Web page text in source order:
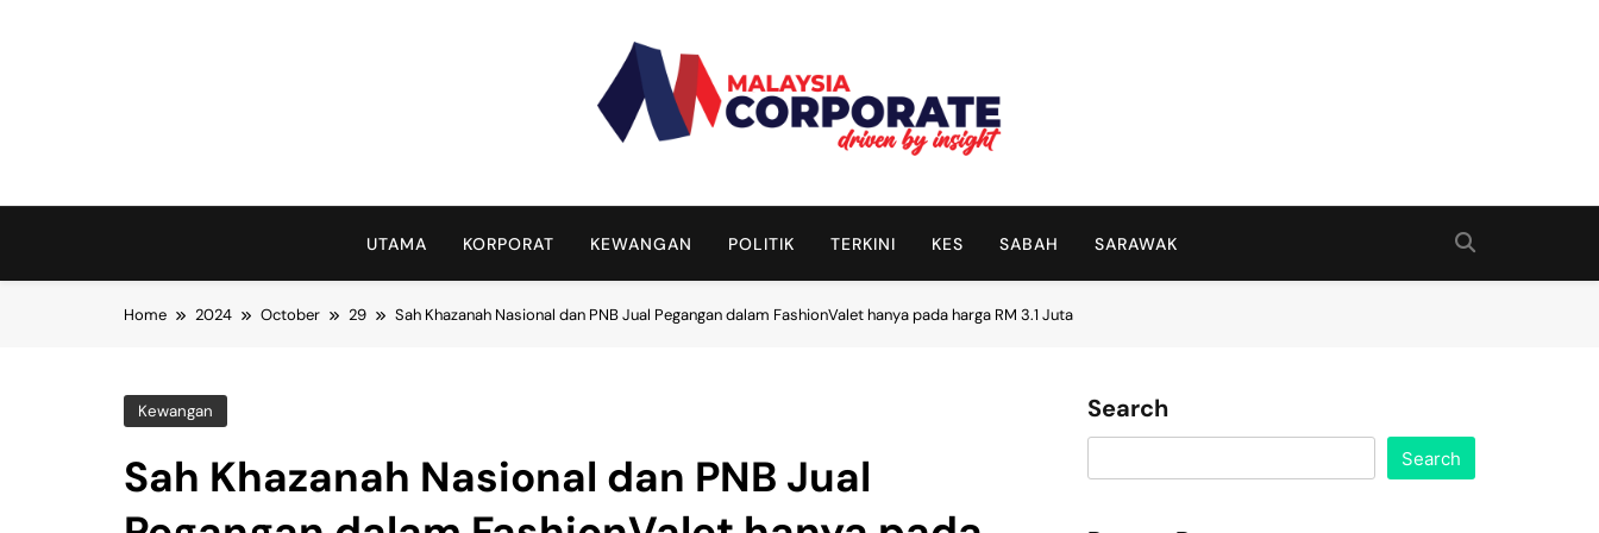
UTAMA KORPORAT KEWANGAN POLITIK TERKINI KES SABAH SARAWAK
Home 2024 October 29 Sah Khazanah Nasional dan PNB Jual Pegangan dalam FashionValet hanya pada harga RM 3.1 Juta
Kewangan
Sah Khazanah Nasional dan PNB Jual
Search
Search